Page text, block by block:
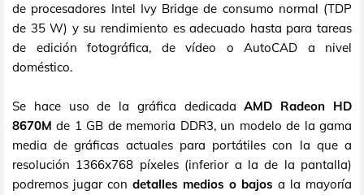
de procesadores Intel Ivy Bridge de consumo normal (TDP
de 35 W) y su rendimiento es adecuado hasta para tareas
de edición fotográfica, de vídeo o AutoCAD a nivel
doméstico.
Se hace uso de la gráfica dedicadaAMD Radeon HD
8670M de 1 GB de memoria DDR3, un modelo de la gama
media de gráficas actuales para portátiles con la que a
resolución 1366x768 píxeles (inferior a la de la pantalla)
podremos jugar con detalles medios o bajos a la mayoría